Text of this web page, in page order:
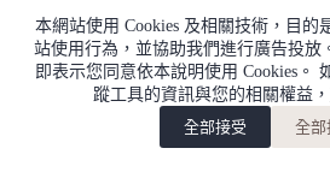
本網站使用 Cookies 及相關技術，目的
站使用行為，並協助我們進行廣告投放
即表示您同意依本說明使用 Cookies。
蹤工具的資訊與您的相關權益，
全部接受
全部
網站使用條款 隱私
copyright©金門電器音